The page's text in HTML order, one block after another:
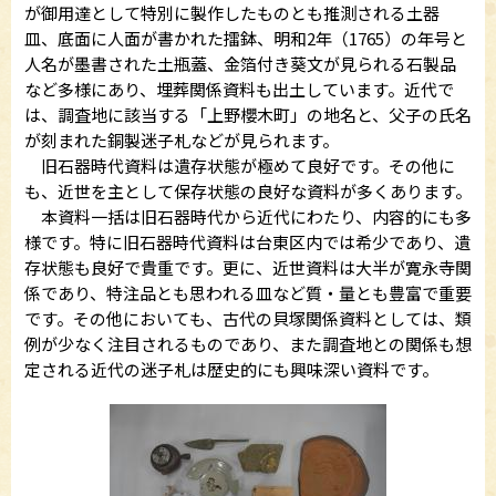
が御用達として特別に製作したものとも推測される土器
皿、底面に人面が書かれた擂鉢、明和2年（1765）の年号と
人名が墨書された土瓶蓋、金箔付き葵文が見られる石製品
など多様にあり、埋葬関係資料も出土しています。近代で
は、調査地に該当する「上野櫻木町」の地名と、父子の氏名
が刻まれた銅製迷子札などが見られます。
旧石器時代資料は遺存状態が極めて良好です。その他に
も、近世を主として保存状態の良好な資料が多くあります。
本資料一括は旧石器時代から近代にわたり、内容的にも多
様です。特に旧石器時代資料は台東区内では希少であり、遺
存状態も良好で貴重です。更に、近世資料は大半が寛永寺関
係であり、特注品とも思われる皿など質・量とも豊富で重要
です。その他においても、古代の貝塚関係資料としては、類
例が少なく注目されるものであり、また調査地との関係も想
定される近代の迷子札は歴史的にも興味深い資料です。